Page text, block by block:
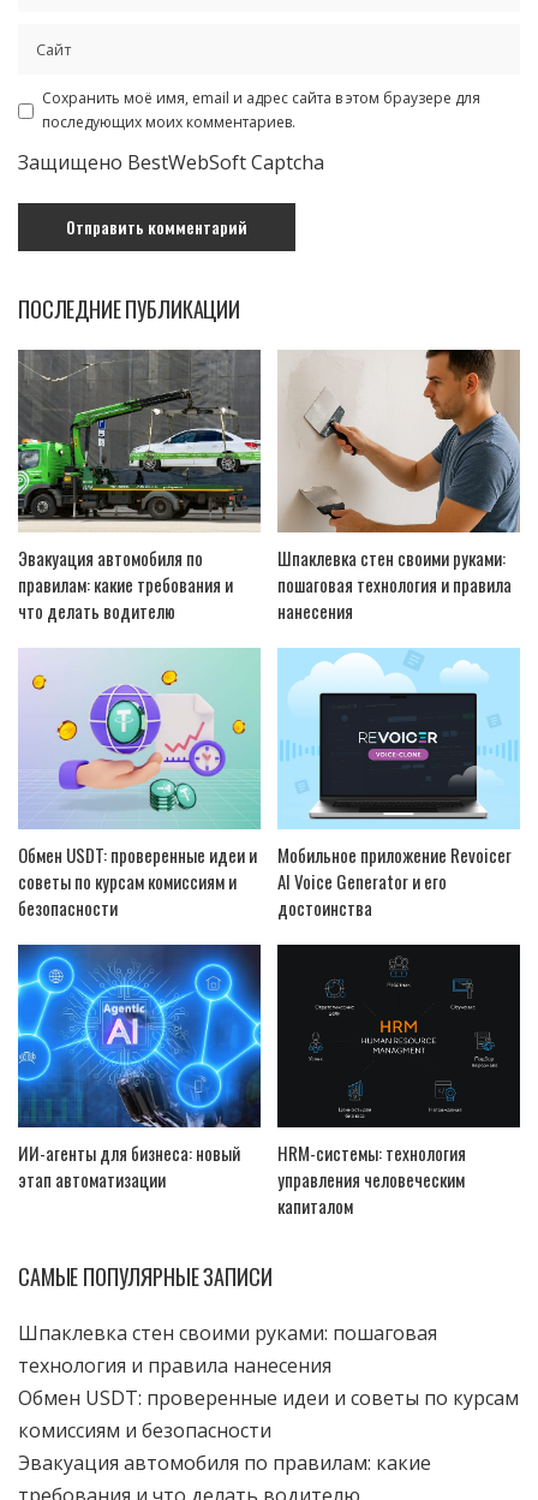
Сохранить моё имя, email и адрес сайта в этом браузере для
последующих моих комментариев.
Защищено BestWebSoft Captcha
ПОСЛЕДНИЕ ПУБЛИКАЦИИ
Эвакуация автомобиля по
правилам: какие требования и
что делать водителю
Шпаклевка стен своими руками:
пошаговая технология и правила
нанесения
Обмен USDT: проверенные идеи и
советы по курсам комиссиям и
безопасности
Мобильное приложение Revoicer
AI Voice Generator и его
достоинства
ИИ-агенты для бизнеса: новый
этап автоматизации
HRM-системы: технология
управления человеческим
капиталом
САМЫЕ ПОПУЛЯРНЫЕ ЗАПИСИ
Шпаклевка стен своими руками: пошаговая
технология и правила нанесения
Обмен USDT: проверенные идеи и советы по курсам
комиссиям и безопасности
Эвакуация автомобиля по правилам: какие
требования и что делать водителю